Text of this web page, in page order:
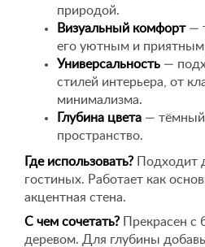
природой.
Визуальный комфорт—
его уютным и приятным
Универсальность —
стилей интерьера, от
минимализма.
Глубина цвета — тёмный
пространство.
Где использовать? Подходит
гостиных. Работает как
акцентная стена.
С чем сочетать? Прекрасен
деревом. Для глубины